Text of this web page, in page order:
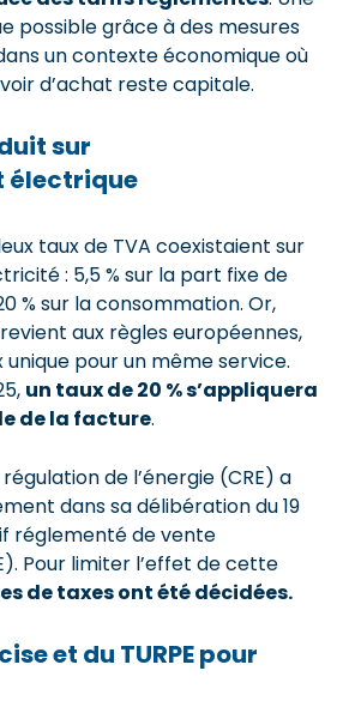
possible grâce à des mesures
un contexte économique où
d’achat reste capitale.
sur
électrique
taux de TVA coexistaient sur
: 5,5 % sur la part fixe de
% sur la consommation. Or,
aux règles européennes,
unique pour un même service.
un taux de 20 % s’appliquera
de la facture.
de l’énergie (CRE) a
dans sa délibération du 19
réglementé de vente
Pour limiter l’effet de cette
de taxes ont été décidées.
et du TURPE pour